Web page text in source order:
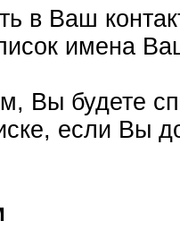
в Ваш
имена
Вы будете
если Вы